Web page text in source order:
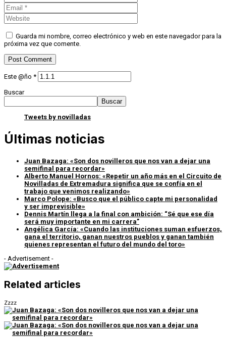
Guarda mi nombre, correo electrónico y web en este navegador para la
próxima vez que comente.
Este @ño *
Buscar
Buscar
Tweets by novilladas
Últimas noticias
Juan Bazaga: «Son dos novilleros que nos van a dejar una
semifinal para recordar»
Alberto Manuel Hornos: «Repetir un año más en el Circuito de
Novilladas de Extremadura significa que se confía en el
trabajo que venimos realizando»
Marco Polope: «Busco que el público capte mi personalidad
y ser imprevisible»
Dennis Martín llega a la final con ambición: “Sé que ese día
será muy importante en mi carrera”
Angélica García: «Cuando las instituciones suman esfuerzos,
gana el territorio, ganan nuestros pueblos y ganan también
quienes representan el futuro del mundo del toro»
- Advertisement -
Related articles
Zzzz